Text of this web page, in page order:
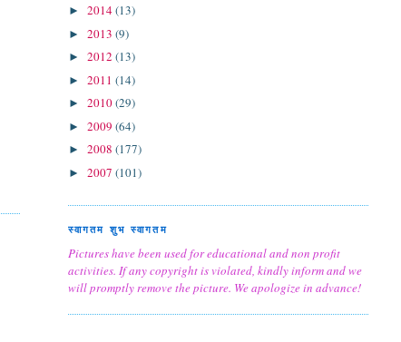
► 2014(13)
► 2013 (9)
► 2012 (13)
► 2011 (14)
► 2010(29)
► 2009 (64)
► 2008 (177)
► 2007 (101)
स्वागतम शुभ स्वागतम
Pictures have been used for educational and non profit
activities. If any copyright is violated, kindly inform and we
will promptly remove the picture. We apologize in advance!